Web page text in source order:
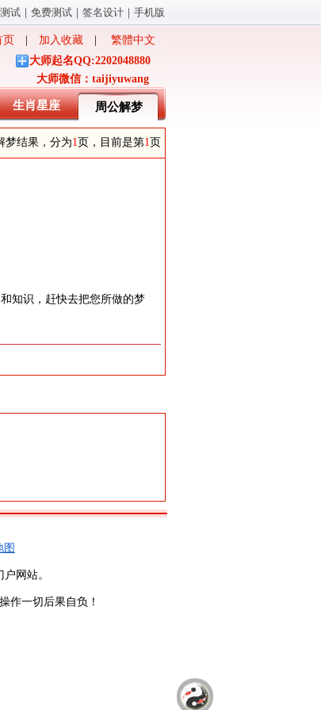
试 ｜ 免费测试 ｜ 签名设计 ｜ 手机版
页 加入收藏
繁體中文
大师起名QQ:2202048880
大师微信：taijiyuwang
生肖星座 周公解梦
梦结果，分为1页，目前是第1页
知识，赶快去把您所做的梦
图
网站。
作一切后果自负！